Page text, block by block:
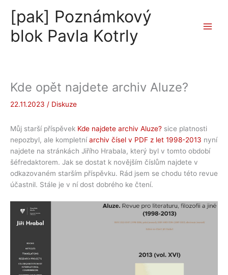
obsah
[pak] Poznámkový
blok Pavla Kotrly
Kde opět najdete archiv Aluze?
22.11.2023 / Diskuze
Můj starší příspěvek Kde najdete archiv Aluze? sice platnosti
nepozbyl, ale kompletníarchiv čísel v PDF z let 1998-2013 nyní
najdete na stránkách Jiřího Hrabala, který byl v tomto období
šéfredaktorem. Jak se dostat k novějším číslům najdete v
odkazovaném starším příspěvku. Rád jsem se chodu této revue
účastnil. Stále je v ní dost dobrého ke čtení.